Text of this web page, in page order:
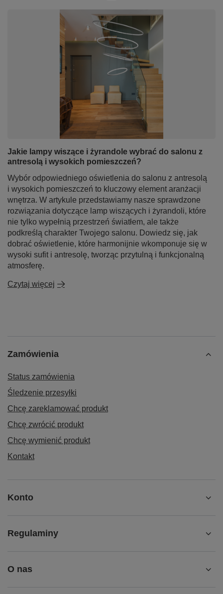
Jakie lampy wiszące i żyrandole wybrać do salonu z
antresolą i wysokich pomieszczeń?
Wybór odpowiedniego oświetlenia do salonu z antresolą
i wysokich pomieszczeń to kluczowy element aranżacji
wnętrza. W artykule przedstawiamy nasze sprawdzone
rozwiązania dotyczące lamp wiszących i żyrandoli, które
nie tylko wypełnią przestrzeń światłem, ale także
podkreślą charakter Twojego salonu. Dowiedz się, jak
dobrać oświetlenie, które harmonijnie wkomponuje się w
wysoki sufit i antresolę, tworząc przytulną i funkcjonalną
atmosferę.
Czytaj więcej
Zamówienia
Status zamówienia
Śledzenie przesyłki
Chcę zareklamować produkt
Chcę zwrócić produkt
Chcę wymienić produkt
Kontakt
Konto
Regulaminy
O nas